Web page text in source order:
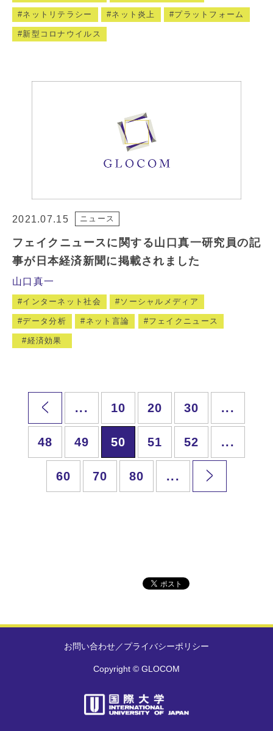
ネットリテラシー ネット炎上 プラットフォーム
新型コロナウイルス
2021.07.15 ニュース
フェイクニュースに関する山口真一研究員の記
事が日本経済新聞に掲載されました
山口真一
インターネット社会 ソーシャルメディア
データ分析 ネット言論 フェイクニュース
経済効果
... 10 20 30 ...
48 49 50 51 52 ...
60 70 80 ...
お問い合わせ／プライバシーポリシー
Copyright © GLOCOM